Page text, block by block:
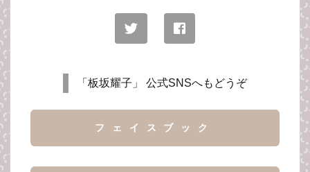
「板坂耀子」 公式SNSへもどうぞ
フェイスブック